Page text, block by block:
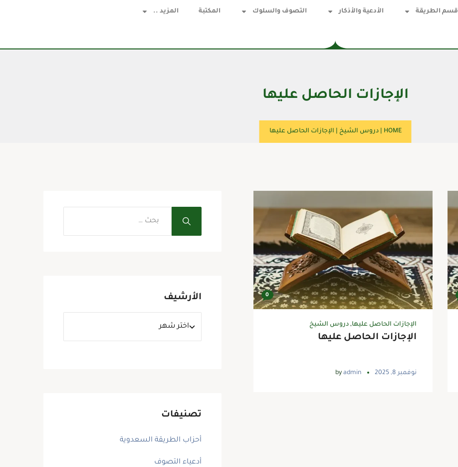
قسم الطريقة الأدعية والأذكار التصوف والسلوك المكتبة المزيد ..
الإجازات الحاصل عليها
HOME
|دروس الشيخ الإجازات الحاصل عليها
0
الإجازات الحاصل عليها, دروس الشيخ
الإجازات الحاصل عليها
نوفمبر 8, 2025 byadmin
الأرشيف
تصنيفات
أحزاب الطريقة السعدوية
أدعياء التصوف